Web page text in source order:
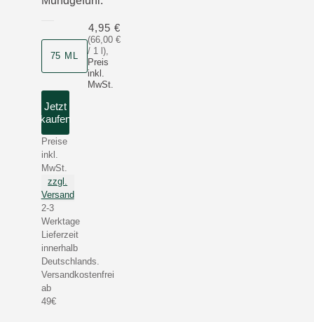
75 ML
(66,00 €
/ 1 l),
Preis
inkl.
MwSt.
4,95 €
Jetzt
kaufen
Preise
inkl.
MwSt.
zzgl.
Versand
2-3
Werktage
Lieferzeit
innerhalb
Deutschlands.
Versandkostenfrei
ab
49€